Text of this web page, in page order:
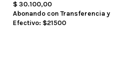
$ 30.100,00
Abonando con Transferencia y
Efectivo: $21500